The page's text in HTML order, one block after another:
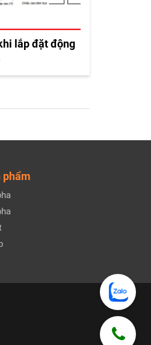
lắp đặt động
phẩm